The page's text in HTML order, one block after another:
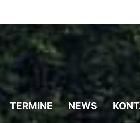
TERMINE NEWS